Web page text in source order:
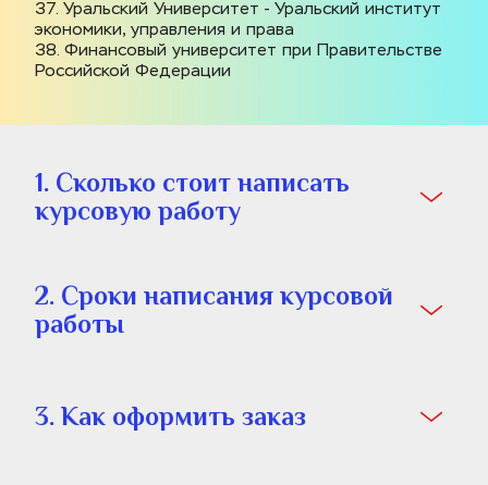
37. Уральский Университет - Уральский институт
экономики, управления и права
38. Финансовый университет при Правительстве
Российской Федерации
1. Сколько стоит написать
курсовую работу
2. Сроки написания курсовой
работы
3. Как оформить заказ